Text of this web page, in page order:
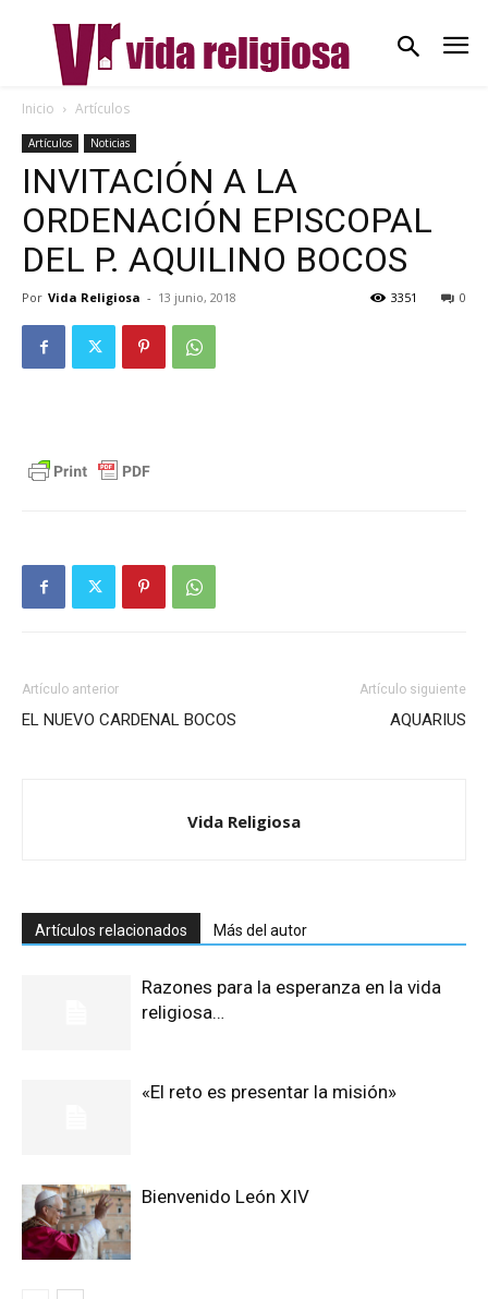
Inicio Artículos
Artículos Noticias
INVITACIÓN A LA
ORDENACIÓN EPISCOPAL
DEL P. AQUILINO BOCOS
Por Vida Religiosa - 13 junio, 2018 0
3351
Artículo anterior
EL NUEVO CARDENAL BOCOS
Artículo siguiente
AQUARIUS
Vida Religiosa
Artículos relacionados Más del autor
Razones para la esperanza en la vida
religiosa…
«El reto es presentar la misión»
Bienvenido León XIV